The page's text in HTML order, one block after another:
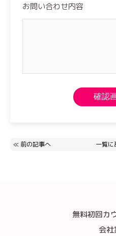
お問い合わせ内容
≪ 前の記事へ 一覧に
無料初回カ
会社